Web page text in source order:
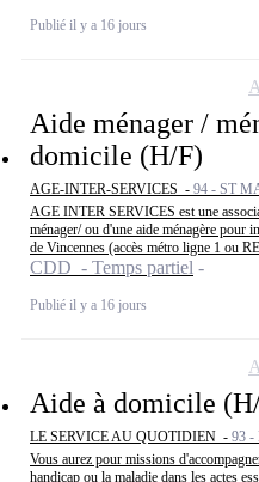
Publié il y a 16 jours
Aide ménager /
domicile (H/F)
AGE-INTER-SERVICES - 94 - ST
AGE INTER SERVICES est une
ménager/ ou d'une aide ménagère pour
de Vincennes (accès métro ligne 1 ou
CDD - Temps partiel
Publié il y a 16 jours
Aide à domicile
LE SERVICE AU QUOTIDIEN - 93 -
Vous aurez pour missions
handicap ou la maladie dans les actes